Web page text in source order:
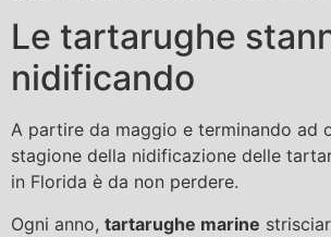
Le tartarughe
nidificando
A partire da maggio e terminando ad
stagione della nidificazione delle
in Florida è da non perdere.
Ogni anno, tartarughe marine